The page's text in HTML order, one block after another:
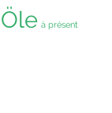
Öle à présent